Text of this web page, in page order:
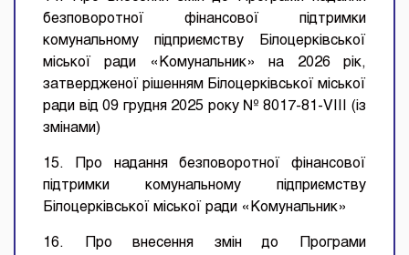
безповоротної фінансової підтримки
комунальному підприємству Білоцерківської
міської ради «Комунальник» на 2026 рік,
затвердженої рішенням Білоцерківської міської
ради від 09 грудня 2025 року № 8017-81-VIII (із
змінами)
15. Про надання безповоротної фінансової
підтримки комунальному підприємству
Білоцерківської міської ради «Комунальник»
16. Про внесення змін до Програми